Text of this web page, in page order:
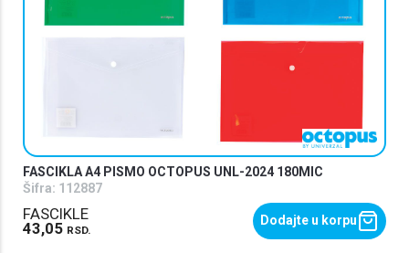
FASCIKLA A4 PISMO OCTOPUS UNL-2024 180MIC
Šifra: 112887
FASCIKLE
43,05 RSD.
Dodajte u korpu